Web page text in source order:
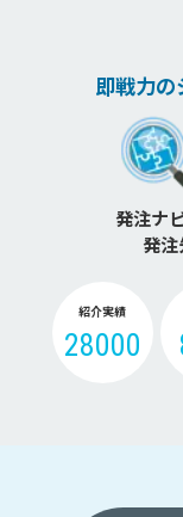
即戦力の
発注ナ
発注
紹介実績
28000